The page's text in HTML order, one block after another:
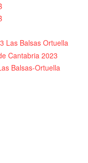
Las Balsas Ortuella
Cantabria 2023
Balsas-Ortuella